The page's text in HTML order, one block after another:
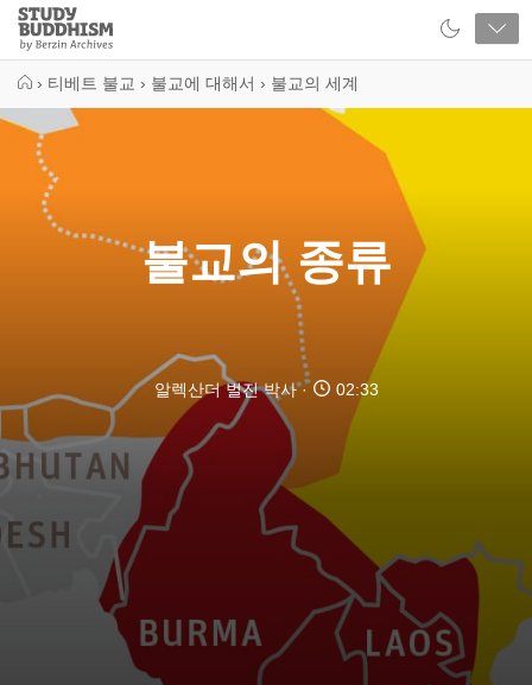
Close
Study
Buddhism
› 티베트 불교 › 불교에 대해서 › 불교의 세계
불교의 종류
알렉산더 벌진 박사 02:33